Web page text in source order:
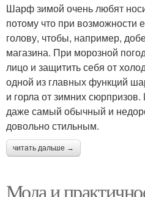
Шарф зимой очень любят
потому что при возможности
голову, чтобы, например,
магазина. При морозной
лицо и защитить себя от
одной из главных функций
и горла от зимних
даже самый обычный и
довольно стильным.
читать дальше →
Мода и